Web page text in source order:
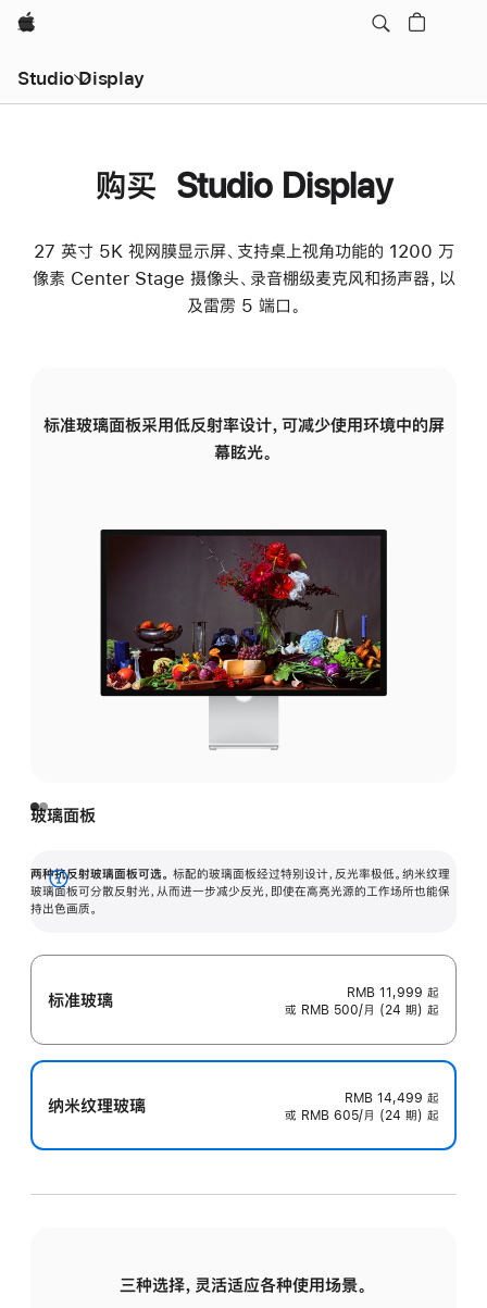
Apple
Studio Display
购买 Studio Display
27 英寸 5K 视网膜显示屏、支持桌上视角功能的 1200 万
像素 Center Stage 摄像头、录音棚级麦克风和扬声器，以
及雷雳 5 端口。
标准玻璃面板采用低反射率设计，可减少使用环境中的屏
幕眩光。
玻璃面板
两种抗反射玻璃面板可选。 标配的玻璃面板经过特别设计，反光率极低。纳米纹理
玻璃面板可分散反射光，从而进一步减少反光，即使在高亮光源的工作场所也能保
持出色画质。
展
开
标准玻璃 RMB 11,999 起
或 RMB 500/月 (24 期) 起
纳米纹理玻璃 RMB 14,499 起
或 RMB 605/月 (24 期) 起
三种选择，灵活适应各种使用场景。